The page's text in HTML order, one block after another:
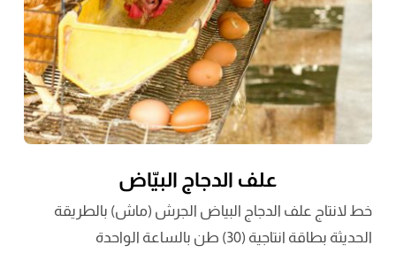
علف الدجاج البيّاض
خط لانتاج علف الدجاج البياض الجرش (ماش) بالطريقة
الحديثة بطاقة انتاجية (30) طن بالساعة الواحدة